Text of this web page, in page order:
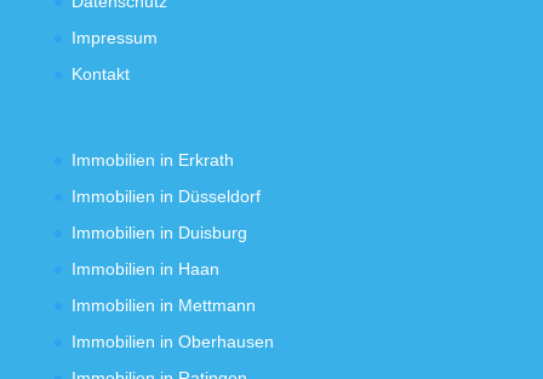
Impressum
Kontakt
Immobilien in Erkrath
Immobilien in Düsseldorf
Immobilien in Duisburg
Immobilien in Haan
Immobilien in Mettmann
Immobilien in Oberhausen